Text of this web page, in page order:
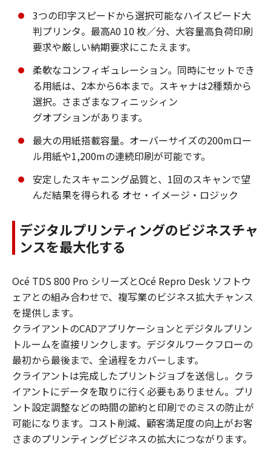
3つの印字スピードから選択可能なハイスピード大
判プリンタ。最高A0 10 枚／分、大容量高負荷印刷
要求や厳しい納期要求にこたえます。
柔軟なコンフィギュレーション。同時にセットでき
る用紙は、2本から6本まで。スキャナは2種類から
選択。さまざまなフィニッシィン
グオプションがあります。
最大の用紙搭載容量。オーバーサイズの200mロー
ル用紙や1,200mの連続印刷が可能です。
安定したスキャニング品質と、1回のスキャンで望
んだ結果を得られる オセ・イメージ・ロジック
デジタルプリンティングのビジネスチャ
ンスを最大化する
Océ TDS 800 Pro シリーズとOcé Repro Desk ソフトウ
ェアとの組み合わせで、複写業のビジネス拡大チャンス
を提供します。
クライアントのCADアプリケーションとデジタルプリン
トルームを直接リンクします。デジタルワークフローの
最初から最後まで、全過程をカバーします。
クライアントは完成したプリントジョブを送信し。クラ
イアントにデータを取りに行く必要もありません。プリ
ント設定調整などの時間の節約と印刷でのミスの防止が
可能になります。コスト削減、顧客満足度の向上がお客
さまのプリンティングビジネスの拡大につながります。